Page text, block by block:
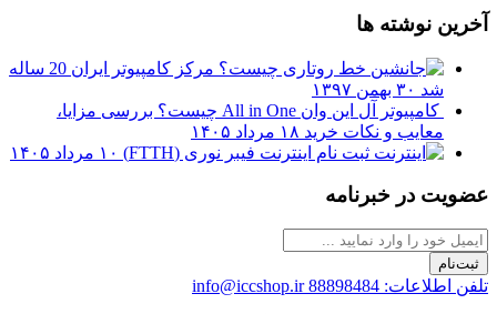
آخرین نوشته ها
مرکز کامپیوتر ایران 20 ساله
شد ۳۰ بهمن ۱۳۹۷
کامپیوتر آل این وان All in One چیست؟ بررسی مزایا،
معایب و نکات خرید ۱۸ مرداد ۱۴۰۵
ثبت نام اینترنت فیبر نوری (FTTH)
۱۰ مرداد ۱۴۰۵
عضویت در خبرنامه
ثبت‌نام
تلفن اطلاعات: 88898484 info@iccshop.ir